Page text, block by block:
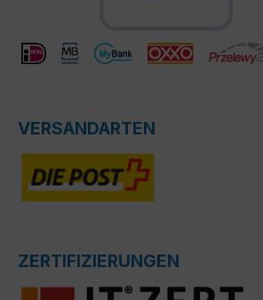
VERSANDARTEN
ZERTIFIZIERUNGEN